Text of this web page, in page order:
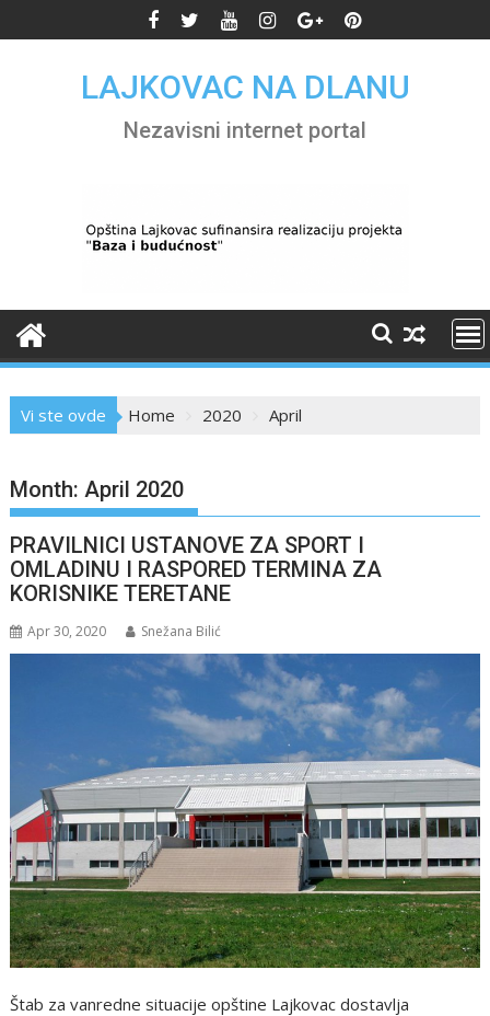
to
LAJKOVAC NA DLANU
Nezavisni internet portal
Vi ste ovde Home 2020 April
Month:April 2020
PRAVILNICI USTANOVE ZA SPORT I
OMLADINU I RASPORED TERMINA ZA
KORISNIKE TERETANE
Apr 30, 2020 Snežana Bilić
Štab za vanredne situacije opštine Lajkovac dostavlja